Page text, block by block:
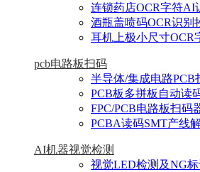
连锁药店OCR字符AI
酒瓶盖喷码OCR识别
耳机上极小尺寸OCR
pcb电路板扫码
半导体/集成电路PCB
PCB板多拼板自动读
FPC/PCB电路板扫码
PCBA读码SMT产线
AI机器视觉检测
视觉LED检测及NG